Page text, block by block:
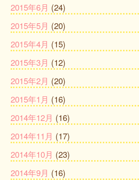
2015年6月 (24)
2015年5月 (20)
2015年4月 (15)
2015年3月 (12)
2015年2月 (20)
2015年1月 (16)
2014年12月 (16)
2014年11月 (17)
2014年10月 (23)
2014年9月 (16)